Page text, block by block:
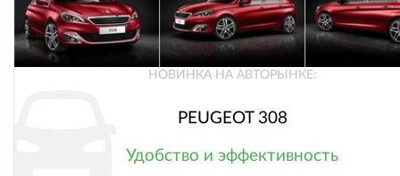
НОВИНКА НА АВТОРЫНКЕ:
PEUGEOT 308
Удобство и эффективность